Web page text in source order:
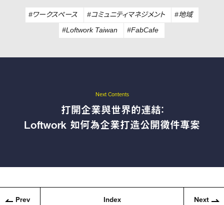
#ワークスペース #コミュニティマネジメント
#地域
#Loftwork Taiwan
#FabCafe
Next Contents
打開企業與世界的連結：
Loftwork 如何為企業打造公開徵件專案
Prev Index Next